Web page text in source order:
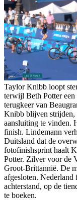
Taylor Knibb loopt
terwijl Beth Potter een
terugkeer van
Knibb blijven strijden,
aansluiting te vinden.
finish. Lindemann
Duitsland dat de
fotofinishsprint haalt
Potter. Zilver voor de
Groot-Brittannië. De
afgesloten. Nederland
achterstand, op de
te boeken.